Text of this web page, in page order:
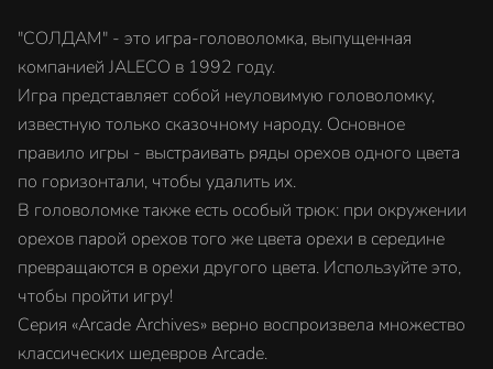
"СОЛДАМ" - это игра-головоломка, выпущенная
компанией JALECO в 1992 году.
Игра представляет собой неуловимую головоломку,
известную только сказочному народу. Основное
правило игры - выстраивать ряды орехов одного цвета
по горизонтали, чтобы удалить их.
В головоломке также есть особый трюк: при окружении
орехов парой орехов того же цвета орехи в середине
превращаются в орехи другого цвета. Используйте это,
чтобы пройти игру!
Серия «Arcade Archives» верно воспроизвела множество
классических шедевров Arcade.